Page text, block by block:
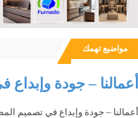
مواضيع تهمك
أعمالنا – جودة
أعمالنا – جودة وإبداع في تصميم